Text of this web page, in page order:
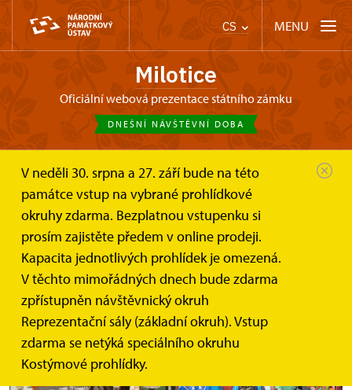
CS MENU
Milotice
oficiální webová prezentace státního zámku
DNEŠNÍ NÁVŠTĚVNÍ DOBA
V neděli 30. srpna a 27. září bude na této
památce vstup na vybrané prohlídkové
okruhy zdarma. Bezplatnou vstupenku si
prosím zajistěte předem v online prodeji.
Kapacita jednotlivých prohlídek je omezená.
V těchto mimořádných dnech bude zdarma
zpřístupněn návštěvnický okruh
Reprezentační sály (základní okruh). Vstup
zdarma se netýká speciálního okruhu
Kostýmové prohlídky.
Zámek Milotice
(Nejenom) pro děti a školy
Zámecká konírna
Zámecká konírna pro děti
i dospělé
Mikroregion Nový Dvůr